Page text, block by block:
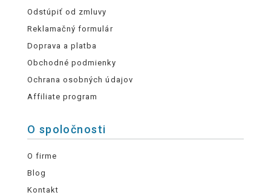
Odstúpiť od zmluvy
Reklamačný formulár
Doprava a platba
Obchodné podmienky
Ochrana osobných údajov
Affiliate program
O spoločnosti
O firme
Blog
Kontakt